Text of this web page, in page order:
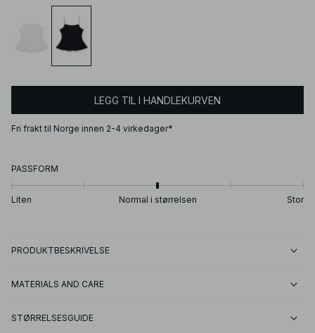
LEGG TIL I HANDLEKURVEN
Fri frakt til Norge innen 2-4 virkedager*
PASSFORM
Liten Normal i størrelsen Stor
PRODUKTBESKRIVELSE
MATERIALS AND CARE
STØRRELSESGUIDE